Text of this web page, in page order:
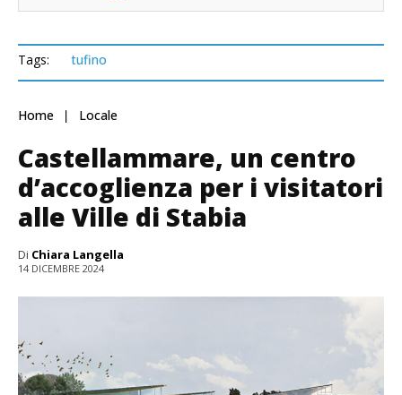
Tags: tufino
Home Locale
Castellammare, un centro
d’accoglienza per i visitatori
alle Ville di Stabia
Di Chiara Langella
14 DICEMBRE 2024